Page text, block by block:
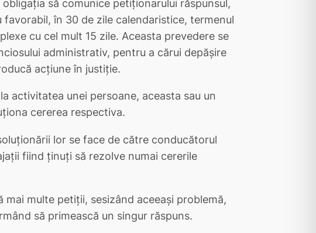
să comunice petiţionarului răspunsul,
în 30 de zile calendaristice, termenul
cu cel mult 15 zile. Aceasta prevedere se
administrativ, pentru a cărui depăşire
acţiune în justiţie.
activitatea unei persoane, aceasta sau un
cererea respectiva.
lor se face de către conducătorul
fiind ţinuţi să rezolve numai cererile
multe petiţii, sesizând aceeaşi problemă,
să primească un singur răspuns.